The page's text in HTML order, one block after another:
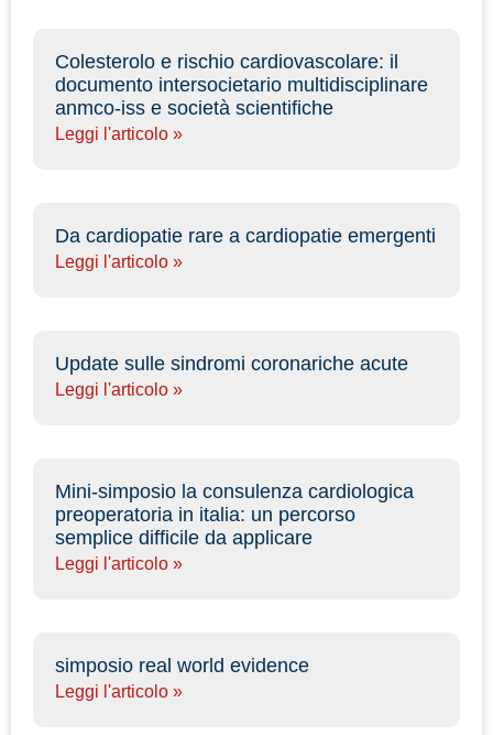
Colesterolo e rischio cardiovascolare: il
documento intersocietario multidisciplinare
anmco-iss e società scientifiche
Leggi l'articolo »
Da cardiopatie rare a cardiopatie emergenti
Leggi l'articolo »
Update sulle sindromi coronariche acute
Leggi l'articolo »
Mini-simposio la consulenza cardiologica
preoperatoria in italia: un percorso
semplice difficile da applicare
Leggi l'articolo »
simposio real world evidence
Leggi l'articolo »